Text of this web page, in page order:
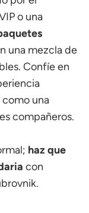
o una
una mezcla de
Confíe en
una
compañeros.
haz que
con